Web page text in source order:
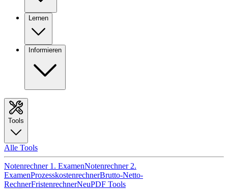
Lernen
Informieren
Tools
Alle Tools
Notenrechner 1. ExamenNotenrechner 2.
ExamenProzesskostenrechnerBrutto-Netto-
RechnerFristenrechnerNeuPDF Tools